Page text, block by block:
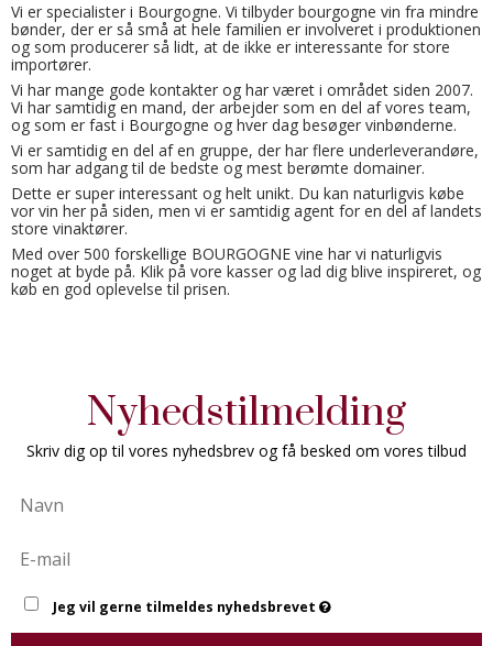
Vi er specialister i Bourgogne. Vi tilbyder bourgogne vin fra mindre
bønder, der er så små at hele familien er involveret i produktionen
og som producerer så lidt, at de ikke er interessante for store
importører.
Vi har mange gode kontakter og har været i området siden 2007.
Vi har samtidig en mand, der arbejder som en del af vores team,
og som er fast i Bourgogne og hver dag besøger vinbønderne.
Vi er samtidig en del af en gruppe, der har flere underleverandøre,
som har adgang til de bedste og mest berømte domainer.
Dette er super interessant og helt unikt. Du kan naturligvis købe
vor vin her på siden, men vi er samtidig agent for en del af landets
store vinaktører.
Med over 500 forskellige BOURGOGNE vine har vi naturligvis
noget at byde på. Klik på vore kasser og lad dig blive inspireret, og
køb en god oplevelse til prisen.
Nyhedstilmelding
Skriv dig op til vores nyhedsbrev og få besked om vores tilbud
Jeg vil gerne tilmeldes nyhedsbrevet